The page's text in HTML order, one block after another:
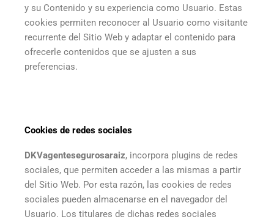
y su Contenido y su experiencia como Usuario. Estas
cookies permiten reconocer al Usuario como visitante
recurrente del Sitio Web y adaptar el contenido para
ofrecerle contenidos que se ajusten a sus
preferencias.
Cookies de redes sociales
DKVagentesegurosaraiz, incorpora plugins de redes
sociales, que permiten acceder a las mismas a partir
del Sitio Web. Por esta razón, las cookies de redes
sociales pueden almacenarse en el navegador del
Usuario. Los titulares de dichas redes sociales